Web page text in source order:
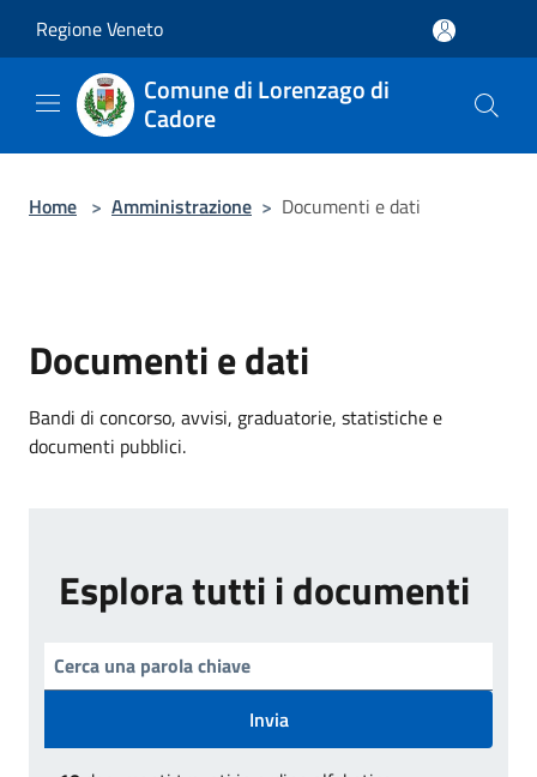
Regione Veneto
Comune di Lorenzago di
Cadore
Home > Amministrazione > Documenti e dati
Documenti e dati
Bandi di concorso, avvisi, graduatorie, statistiche e
documenti pubblici.
Esplora tutti i documenti
Invia